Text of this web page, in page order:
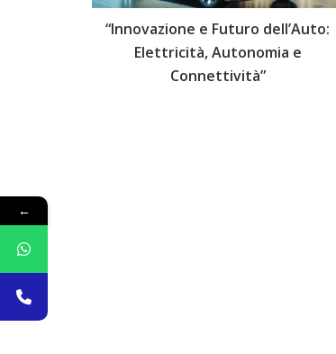
“Innovazione e Futuro dell’Auto:
Elettricità, Autonomia e
Connettività”
←